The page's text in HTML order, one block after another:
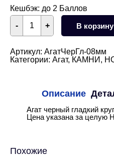
Кешбэк: до 2 Баллов
+
Количество
товара
Агат
круглый
гладкий
НИТЬ
- В корзину
Артикул: АгатЧерГл-08мм
Категории: Агат, КАМНИ ,
Описание
Агат черный гладкий
Цена указана за
Похожие